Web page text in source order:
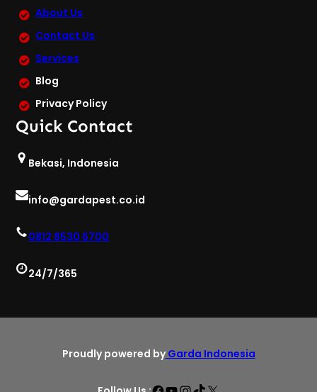
About Us
Contact Us
Services
Blog
Privacy Policy
Quick Contact
Bekasi, Indonesia
info@gardapest.co.id
0812 8530 6700
24/7/365
Proudly powered by Garda Indonesia